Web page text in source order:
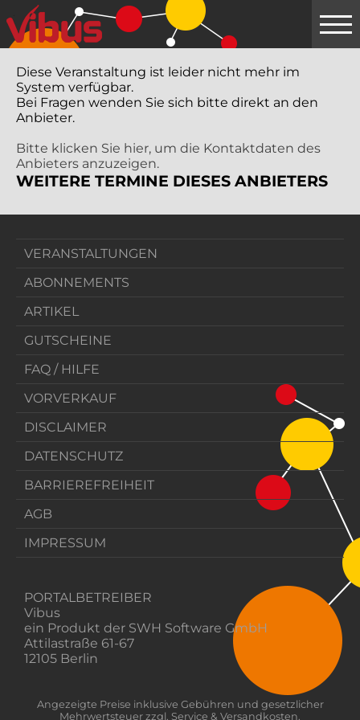
Springe
zum
Hauptinhalt
Diese Veranstaltung ist leider nicht mehr im
System verfügbar.
Bei Fragen wenden Sie sich bitte direkt an den
Anbieter.
Bitte klicken Sie hier, um die Kontaktdaten des
Anbieters anzuzeigen.
WEITERE TERMINE DIESES ANBIETERS
VERANSTALTUNGEN
ABONNEMENTS
ARTIKEL
GUTSCHEINE
FAQ / HILFE
VORVERKAUF
DISCLAIMER
DATENSCHUTZ
BARRIEREFREIHEIT
AGB
IMPRESSUM
PORTALBETREIBER
Vibus
ein Produkt der SWH Software GmbH
Attilastraße 61-67
12105 Berlin
Angezeigte Preise inklusive Gebühren und gesetzlicher
Mehrwertsteuer zzgl. Service & Versandkosten.